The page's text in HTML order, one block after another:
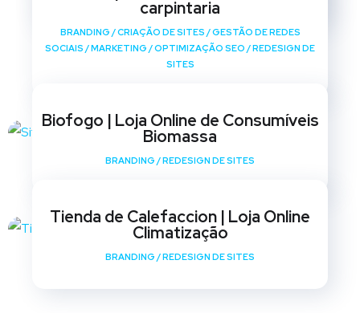
carpintaria
BRANDING /CRIAÇÃO DE SITES /GESTÃO DE REDES
SOCIAIS /MARKETING /OPTIMIZAÇÃO SEO /REDESIGN DE
SITES
Biofogo | Loja Online de Consumíveis
Biomassa
BRANDING /REDESIGN DE SITES
Tienda de Calefaccion | Loja Online
Climatização
BRANDING /REDESIGN DE SITES